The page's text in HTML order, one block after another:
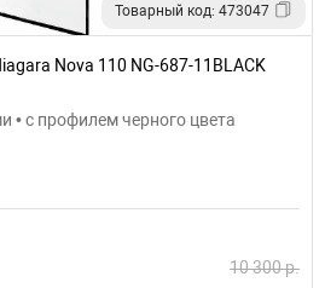
Товарный код: 473047
Nova 110 NG-687-11BLACK
• с профилем черного цвета
10 300 р.